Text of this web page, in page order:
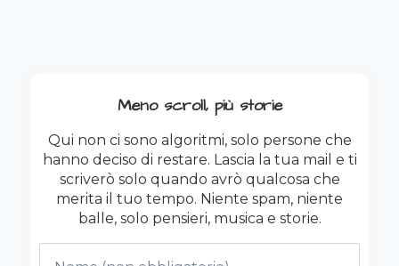
VOLTA
Meno scroll, più storie
Qui non ci sono algoritmi, solo persone che
hanno deciso di restare. Lascia la tua mail e ti
scriverò solo quando avrò qualcosa che
merita il tuo tempo. Niente spam, niente
balle, solo pensieri, musica e storie.